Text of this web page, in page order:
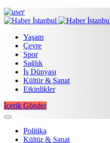
Yaşam
Çevre
Spor
Sağlık
İş Dünyası
Kültür & Sanat
Etkinlikler
İçerik Gönder
Politika
Kültür & Sanat